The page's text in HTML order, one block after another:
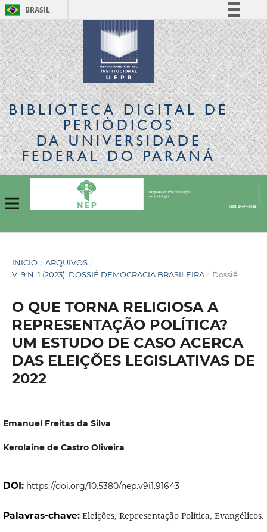
BRASIL
Simplifique!
Comunica BR
Participe
Acesso à informação
Legislação
Canais
BIBLIOTECA DIGITALDE
PERIÓDICOS
DA UNIVERSIDADE
FEDERAL DO PARANÁ
INÍCIO / ARQUIVOS /
V. 9 N. 1 (2023): DOSSIÊ DEMOCRACIA BRASILEIRA / Dossiê
O QUE TORNA RELIGIOSA A
REPRESENTAÇÃO POLÍTICA?
UM ESTUDO DE CASO ACERCA
DAS ELEIÇÕES LEGISLATIVAS DE
2022
Emanuel Freitas da Silva
Kerolaine de Castro Oliveira
DOI: https://doi.org/10.5380/nep.v9i1.91643
Palavras-chave: Eleições, Representação Política, Evangélicos.